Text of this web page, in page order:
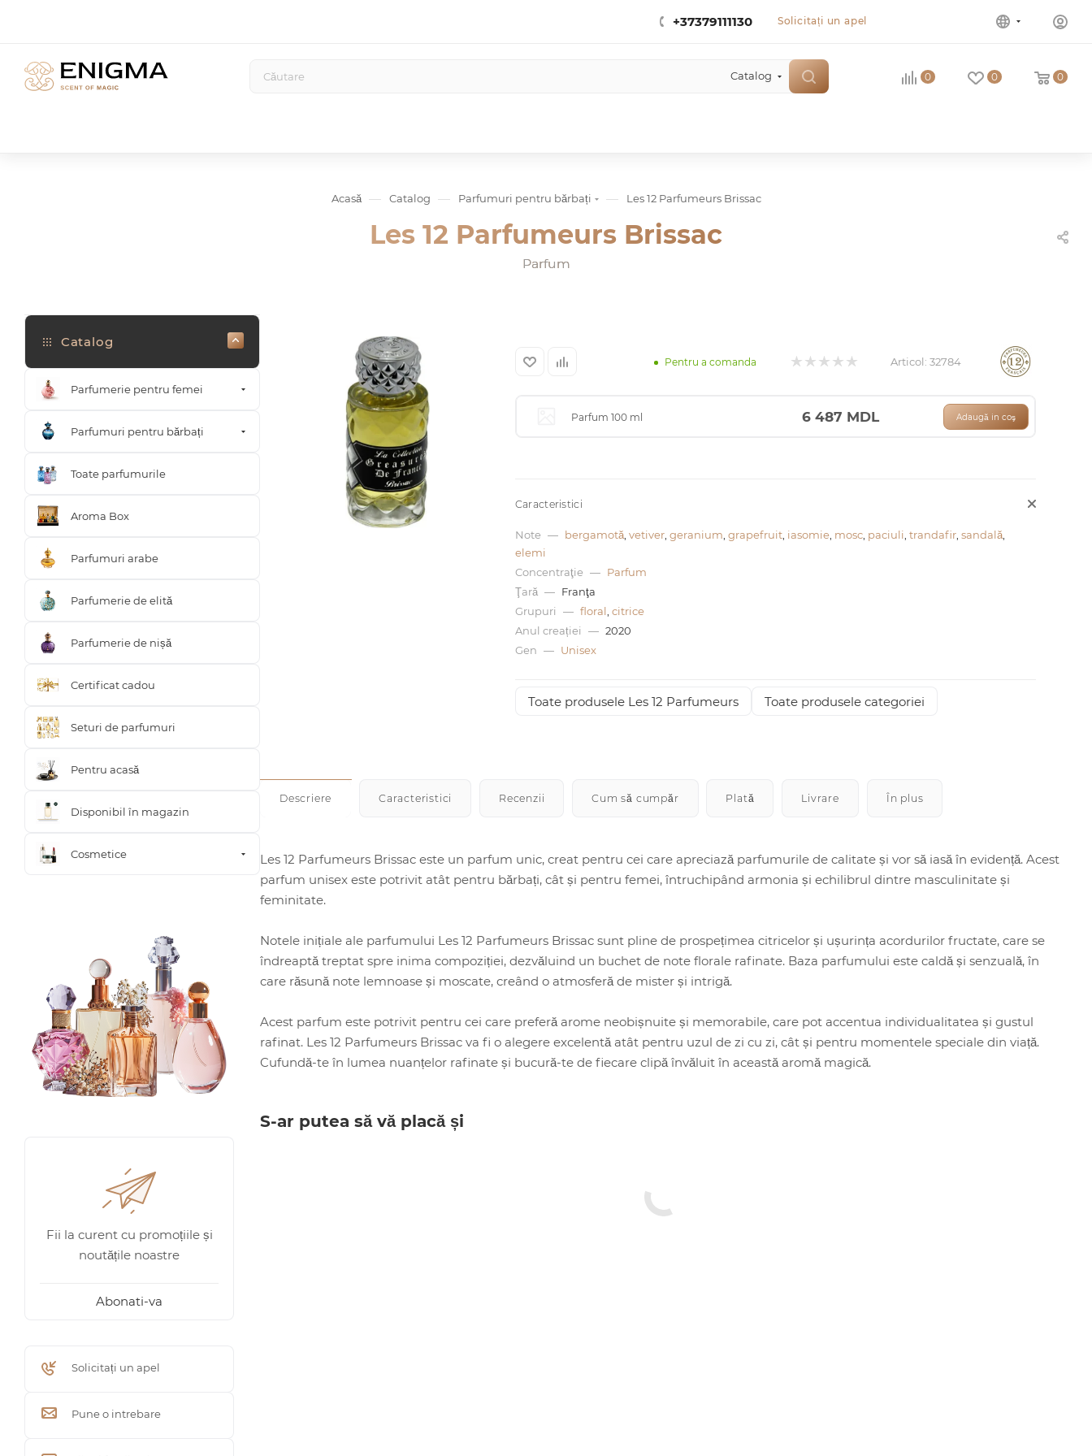
+37379111130 Solicitați un apel
Catalog 0 0 0
Acasă — Catalog — Parfumuri pentru bărbați — Les 12 Parfumeurs Brissac
Les 12 Parfumeurs Brissac
Parfum
Pentru a comanda Articol: 32784
Parfum 100 ml 6 487 MDL Adaugă in coş
Caracteristici
Note — bergamotă, vetiver, geranium grapefruit, iasomie, mosc, paciuli trandafir, sandală,
elemi
Concentraţie — Parfum
Ţară — Franţa
Grupuri
— floral citrice
Anul creației
— 2020
Gen — Unisex
Toate produsele Les 12 Parfumeurs Toate produsele categoriei
Descriere Caracteristici Recenzii Cum să cumpăr Plată Livrare În plus
Les 12 Parfumeurs Brissac este un parfum unic, creat pentru cei care apreciază parfumurile de calitate și vor să iasă în evidență. Acest
parfum unisex este potrivit atât pentru bărbați, cât și pentru femei, întruchipând armonia și echilibrul dintre masculinitate și
feminitate.
Notele inițiale ale parfumului Les 12 Parfumeurs Brissac sunt pline de prospețimea citricelor și ușurința acordurilor fructate, care se
îndreaptă treptat spre inima compoziției, dezvăluind un buchet de note florale rafinate. Baza parfumului este caldă și senzuală, în
care răsună note lemnoase și moscate, creând o atmosferă de mister și intrigă.
Acest parfum este potrivit pentru cei care preferă arome neobișnuite și memorabile, care pot accentua individualitatea și gustul
rafinat. Les 12 Parfumeurs Brissac va fi o alegere excelentă atât pentru uzul de zi cu zi, cât și pentru momentele speciale din viață.
Cufundă-te în lumea nuanțelor rafinate și bucură-te de fiecare clipă învăluit în această aromă magică.
S-ar putea să vă placă și
Catalog
Parfumerie pentru femei
Parfumuri pentru bărbați
Toate parfumurile
Aroma Box
Parfumuri arabe
Parfumerie de elită
Parfumerie de nișă
Certificat cadou
Seturi de parfumuri
Pentru acasă
Disponibil în magazin
Cosmetice
Fii la curent cu promoțiile și
noutățile noastre
Abonati-va
Solicitați un apel
Pune o intrebare